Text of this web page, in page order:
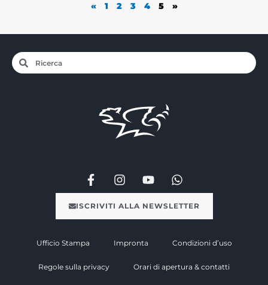
« 1 2 3 4 5 »
ISCRIVITI ALLA NEWSLETTER
Ufficio Stampa Impronta Condizioni d’uso
Regole sulla privacy Orari di apertura & contatti